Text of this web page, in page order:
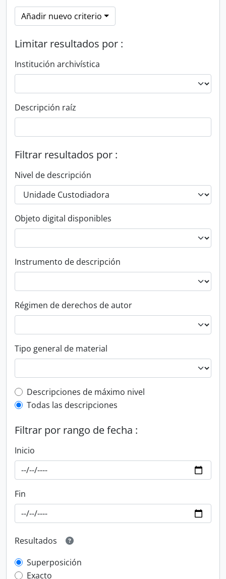
Añadir nuevo criterio
Limitar resultados por :
Institución archivística
Descripción raíz
Filtrar resultados por :
Nivel de descripción
Objeto digital disponibles
Instrumento de descripción
Régimen de derechos de autor
Tipo general de material
Top-level description filter
Descripciones de máximo nivel
Todas las descripciones
Filtrar por rango de fecha :
Inicio
Fin
Resultados
Superposición
Exacto